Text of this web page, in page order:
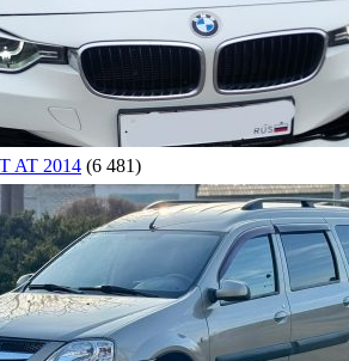
AT 2014 (6 481)